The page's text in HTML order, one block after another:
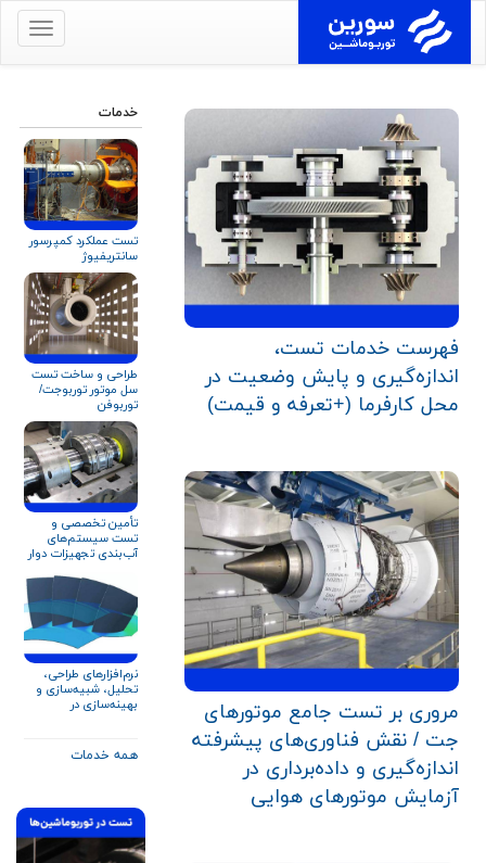
برای
کنید
فهرست خدمات تست،
اندازه‌گیری و پایش وضعیت در
محل کارفرما (+تعرفه و قیمت)
مروری بر تست جامع موتورهای
جت / نقش فناوری‌های پیشرفته
اندازه‌گیری و داده‌برداری در
آزمایش موتورهای هوایی
خدمات
تست عملکرد کمپرسور
سانتریفیوژ
طراحی و ساخت تست
سل موتور توربوجت/
توربوفن
تأمین تخصصی و
تست سیستم‌های
آب‌بندی تجهیزات دوار
پتروشیمی
نرم‌افزارهای طراحی،
تحلیل، شبیه‌سازی و
بهینه‌سازی در
همه خدمات